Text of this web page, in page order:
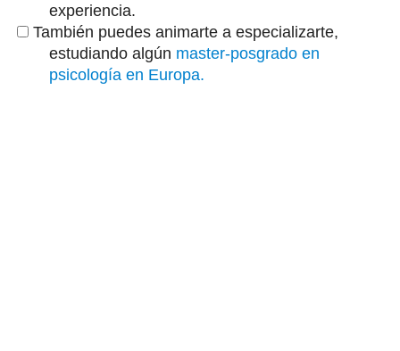
experiencia.
También puedes animarte a especializarte,
estudiando algún master-posgrado en
psicología en Europa.